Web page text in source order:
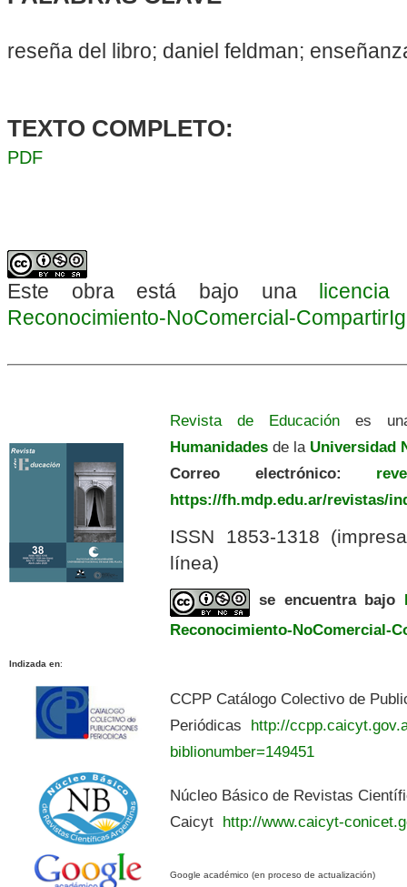
reseña del libro; daniel feldman;
TEXTO COMPLETO:
PDF
Este obra está bajo una
Reconocimiento-NoComercial-
Revista de Educación es
Humanidades de la Universidad
Correo electrónico:
https://fh.mdp.edu.ar/revistas/
ISSN 1853-1318
línea)
se encuentra bajo
Reconocimiento-NoComercial-
Indizada en:
CCPP Catálogo Colectivo de
Periódicas http://
biblionumber=149451
Núcleo Básico de Revistas
Caicyt http://www.caicyt-
Google académico (en proceso de actualización)